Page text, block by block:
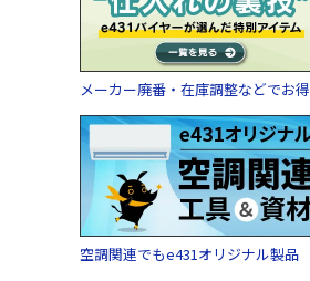
メーカー廃番・在庫調整などでお得
空調関連でもe431オリジナル製品